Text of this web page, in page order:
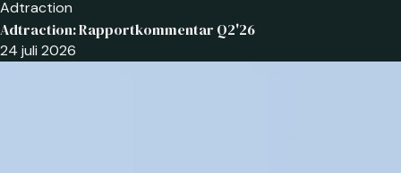
Adtraction
Adtraction: Rapportkommentar Q2'26
24 juli 2026